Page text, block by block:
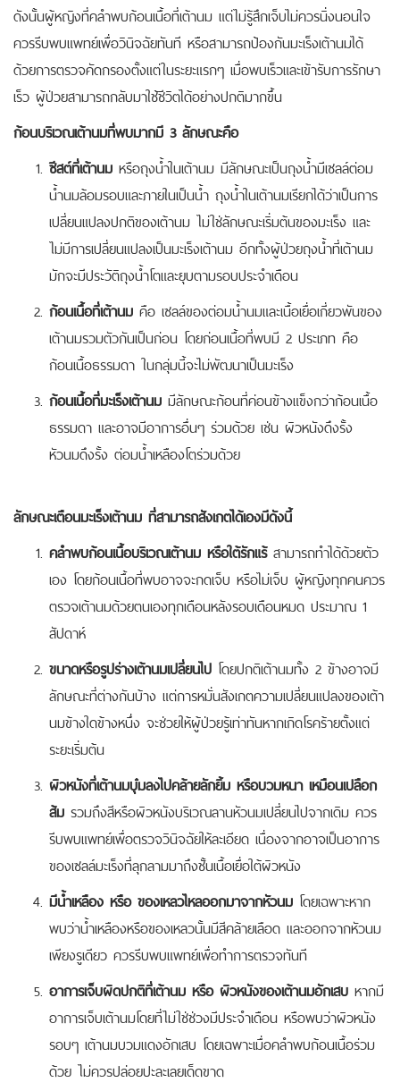
ดังนั้นผู้หญิงที่คลำพบก้อนเนื้อที่เต้านม แต่ไม่รู้สึกเจ็บไม่ควรนิ่งนอนใจ
ควรรีบพบแพทย์เพื่อวินิจฉัยทันที หรือสามารถป้องกันมะเร็งเต้านมได้
ด้วยการตรวจคัดกรองตั้งแต่ในระยะแรกๆ เมื่อพบเร็วและเข้ารับการรักษา
เร็ว ผู้ป่วยสามารถกลับมาใช้ชีวิตได้อย่างปกติมากขึ้น
ก้อนบริเวณเต้านมที่พบมากมี 3 ลักษณะคือ
ซีสต์ที่เต้านม หรือถุงน้ำในเต้านม มีลักษณะเป็นถุงน้ำมีเซลล์ต่อม
น้ำนมล้อมรอบและภายในเป็นน้ำ ถุงน้ำในเต้านมเรียกได้ว่าเป็นการ
เปลี่ยนแปลงปกติของเต้านม ไม่ใช่ลักษณะเริ่มต้นของมะเร็ง และ
ไม่มีการเปลี่ยนแปลงเป็นมะเร็งเต้านม อีกทั้งผู้ป่วยถุงน้ำที่เต้านม
มักจะมีประวัติถุงน้ำโตและยุบตามรอบประจำเดือน
ก้อนเนื้อที่เต้านม คือ เซลล์ของต่อมน้ำนมและเนื้อเยื่อเกี่ยวพันของ
เต้านมรวมตัวกันเป็นก่อน โดยก่อนเนื้อที่พบมี 2 ประเภท คือ
ก้อนเนื้อธรรมดา ในกลุ่มนี้จะไม่พัฒนาเป็นมะเร็ง
ก้อนเนื้อที่มะเร็งเต้านม มีลักษณะก้อนที่ค่อนข้างแข็งกว่าก้อนเนื้อ
ธรรมดา และอาจมีอาการอื่นๆ ร่วมด้วย เช่น ผิวหนังดึงรั้ง
หัวนมดึงรั้ง ต่อมน้ำเหลืองโตร่วมด้วย
ลักษณะเตือนมะเร็งเต้านม ที่สามารถสังเกตได้เองมีดังนี้
คลำพบก้อนเนื้อบริเวณเต้านม หรือใต้รักแร้ สามารถทำได้ด้วยตัว
เอง โดยก้อนเนื้อที่พบอาจจะกดเจ็บ หรือไม่เจ็บ ผู้หญิงทุกคนควร
ตรวจเต้านมด้วยตนเองทุกเดือนหลังรอบเดือนหมด ประมาณ 1
สัปดาห์
ขนาดหรือรูปร่างเต้านมเปลี่ยนไป โดยปกติเต้านมทั้ง 2 ข้างอาจมี
ลักษณะที่ต่างกันบ้าง แต่การหมั่นสังเกตความเปลี่ยนแปลงของเต้า
นมข้างใดข้างหนึ่ง จะช่วยให้ผู้ป่วยรู้เท่าทันหากเกิดโรคร้ายตั้งแต่
ระยะเริ่มต้น
ผิวหนังที่เต้านมบุ๋มลงไปคล้ายลักยิ้ม หรือบวมหนา เหมือนเปลือก
ส้ม รวมถึงสีหรือผิวหนังบริเวณลานหัวนมเปลี่ยนไปจากเดิม ควร
รีบพบแพทย์เพื่อตรวจวินิจฉัยให้ละเอียด เนื่องจากอาจเป็นอาการ
ของเซลล์มะเร็งที่ลุกลามมาถึงชั้นเนื้อเยื่อใต้ผิวหนัง
มีน้ำเหลือง หรือ ของเหลวไหลออกมาจากหัวนม โดยเฉพาะหาก
พบว่าน้ำเหลืองหรือของเหลวนั้นมีสีคล้ายเลือด และออกจากหัวนม
เพียงรูเดียว ควรรีบพบแพทย์เพื่อทำการตรวจทันที
อาการเจ็บผิดปกติที่เต้านม หรือ ผิวหนังของเต้านมอักเสบ หากมี
อาการเจ็บเต้านมโดยที่ไม่ใช่ช่วงมีประจำเดือน หรือพบว่าผิวหนัง
รอบๆ เต้านมบวมแดงอักเสบ โดยเฉพาะเมื่อคลำพบก้อนเนื้อร่วม
ด้วย ไม่ควรปล่อยปะละเลยเด็ดขาด